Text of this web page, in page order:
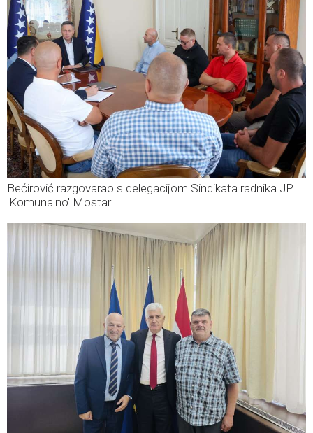
Bećirović razgovarao s delegacijom Sindikata radnika JP
'Komunalno' Mostar